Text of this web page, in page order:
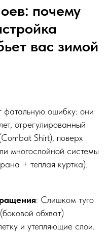
почему
вас зимой
ошибку: они
отрегулированный
Shirt), поверх
многослойной системы
+ теплая куртка).
: Слишком туго
обхват)
и утепляющие слои.